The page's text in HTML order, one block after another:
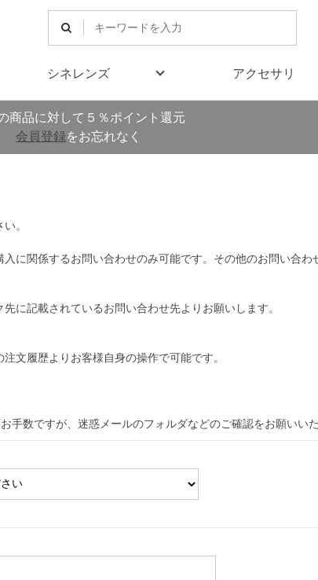
シネレンズ アクセサリ
商品に対して５％ポイント還元
会員登録をお忘れなく
。
に関係するお問い合わせのみ可能です。その他のお問い合わ
に記載されているお問い合わせ先よりお願いします。
文履歴よりお客様自身の操作で可能です。
数ですが、迷惑メールのフォルダなどのご確認をお願いいた